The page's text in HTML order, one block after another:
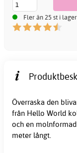
Fler än 25 st i
Överraska den
från Hello World
och en
meter långt.